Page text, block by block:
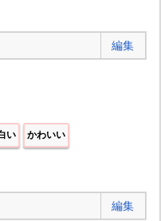
編集
い かわいい
編集